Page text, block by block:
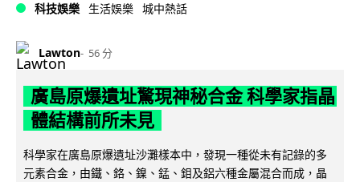
科技娛樂 生活娛樂 城中熱話
Lawton 56 分
廣島原爆遺址驚現神秘合金 科學家指晶
體結構前所未見
科學家在廣島原爆遺址沙灘樣本中，發現一種從未有記錄的多
元素合金，由鐵、鉻、鎳、錳、鉬及鋁六種金屬混合而成，晶